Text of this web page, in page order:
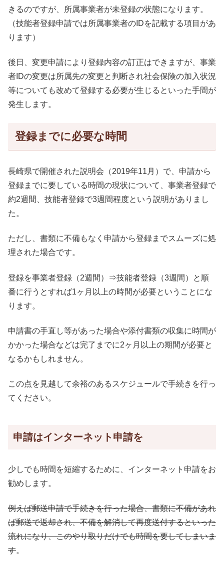
きるのですが、所属事業者が未登録の状態になります。
（技能者登録申請では所属事業者のIDを記載する項目があ
ります）
後日、変更申請により登録内容の訂正はできますが、事業
者IDの変更は所属先の変更と判断され社会保険の加入状況
等についても改めて登録する必要が生じるといった手間が
発生します。
登録までに必要な時間
長崎県で開催された説明会（2019年11月）で、申請から
登録までに要している時間の現状について、事業者登録で
約2週間、技能者登録で3週間程度という説明がありまし
た。
ただし、書類に不備もなく申請から登録までスムーズに処
理された場合です。
登録を事業者登録（2週間）⇒技能者登録（3週間）と順
番に行うとすれば1ヶ月以上の時間が必要ということにな
ります。
申請書の手直し等があった場合や添付書類の収集に時間が
かかった場合などは完了までに2ヶ月以上の期間が必要と
なるかもしれません。
この点を見越して余裕のあるスケジュールで手続きを行っ
てください。
申請はインターネット申請を
少しでも時間を短縮するために、インターネット申請をお
勧めします。
例えば郵送申請で手続きを行った場合、書類に不備があれ
ば郵送で返却され、不備を解消して再度送付するといった
流れになり、このやり取りだけでも時間を要してしまいま
す。